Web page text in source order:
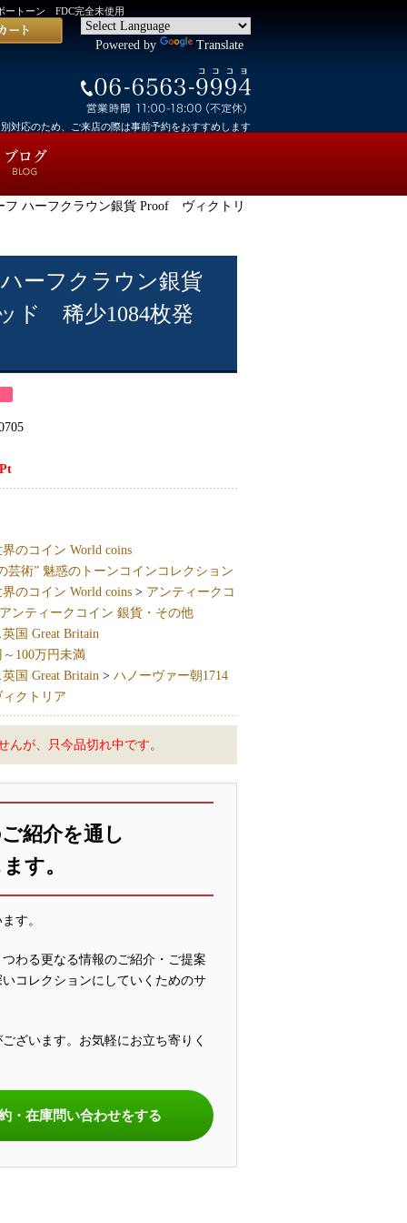
ートーン FDC完全未使用
Powered by Translate
対応のため、ご来店の際は事前予約をおすすめします
ハーフクラウン銀貨 Proof ヴィクトリ
ーフクラウン銀貨
ド 稀少1084枚発
のコイン World coins
芸術” 魅惑のトーンコインコレクション
のコイン World coins> アンティークコ
ンティークコイン 銀貨・その他
国 Great Britain
100万円未満
国 Great Britain> ハノーヴァー朝1714
ィクトリア
んが、只今品切れ中です。
紹介を通し
す。
す。
わる更なる情報のご紹介・ご提案
コレクションにしていくためのサ
ざいます。お気軽にお立ち寄りく
・在庫問い合わせをする